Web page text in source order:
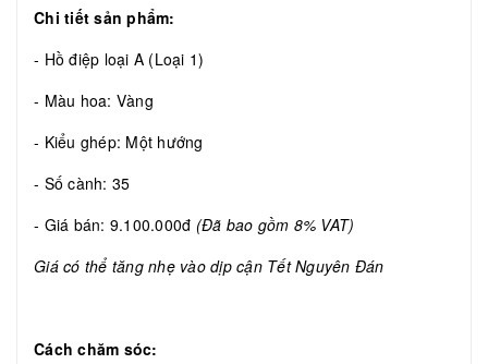
Chi tiết sản phẩm:
- Hồ điệp loại A (Loại 1)
- Màu hoa: Vàng
- Kiểu ghép: Một hướng
- Số cành: 35
- Giá bán: 9.100.000đ (Đã bao gồm 8% VAT)
Giá có thể tăng nhẹ vào dịp cận Tết Nguyên Đán
Cách chăm sóc: